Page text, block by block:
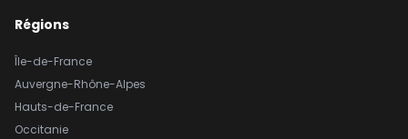
Régions
Île-de-France
Auvergne-Rhône-Alpes
Hauts-de-France
Occitanie